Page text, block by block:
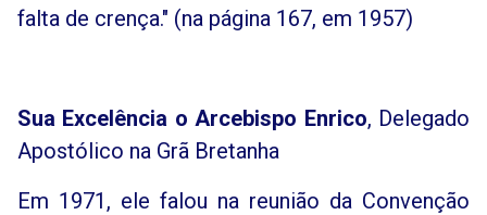
falta de crença." (na página 167, em 1957)
Sua Excelência o Arcebispo Enrico, Delegado
Apostólico na Grã Bretanha
Em 1971, ele falou na reunião da Convenção